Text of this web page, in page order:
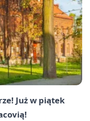
Już w piątek